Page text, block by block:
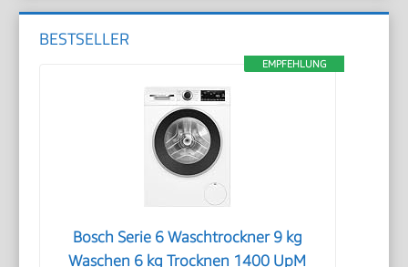
BESTSELLER
EMPFEHLUNG
Bosch Serie 6 Waschtrockner 9 kg
Waschen 6 kg Trocknen 1400 UpM